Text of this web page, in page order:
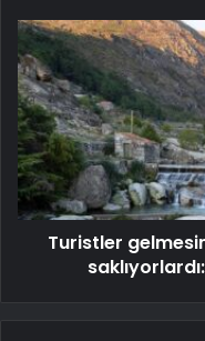
Turistler